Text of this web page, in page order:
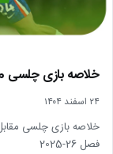
خلاصه بازی چلسی 0 – 1 نیوکسل (لیگ برتر انگلیس)
۲۴ اسفند ۱۴۰۴
خلاصه بازی چلسی
فصل 26-2025